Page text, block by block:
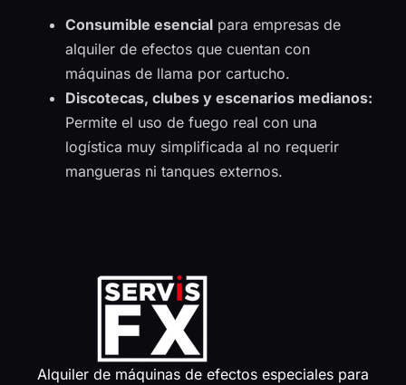
Consumible esencial para empresas de
alquiler de efectos que cuentan con
máquinas de llama por cartucho.
Discotecas, clubes y escenarios medianos:
Permite el uso de fuego real con una
logística muy simplificada al no requerir
mangueras ni tanques externos.
Alquiler de máquinas de efectos especiales para